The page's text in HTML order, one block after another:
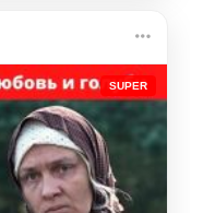
SUPER